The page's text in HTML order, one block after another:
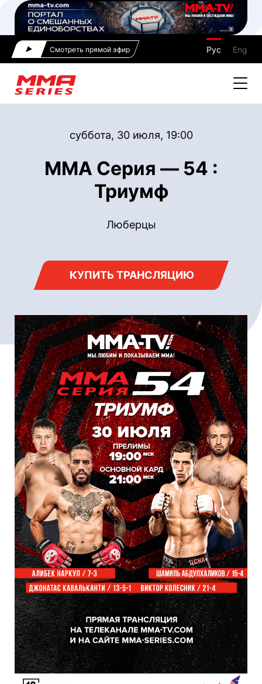
Смотреть прямой эфир Рус Eng
суббота, 30 июля, 19:00
ММА Серия — 54 :
Триумф
Люберцы
КУПИТЬ ТРАНСЛЯЦИЮ